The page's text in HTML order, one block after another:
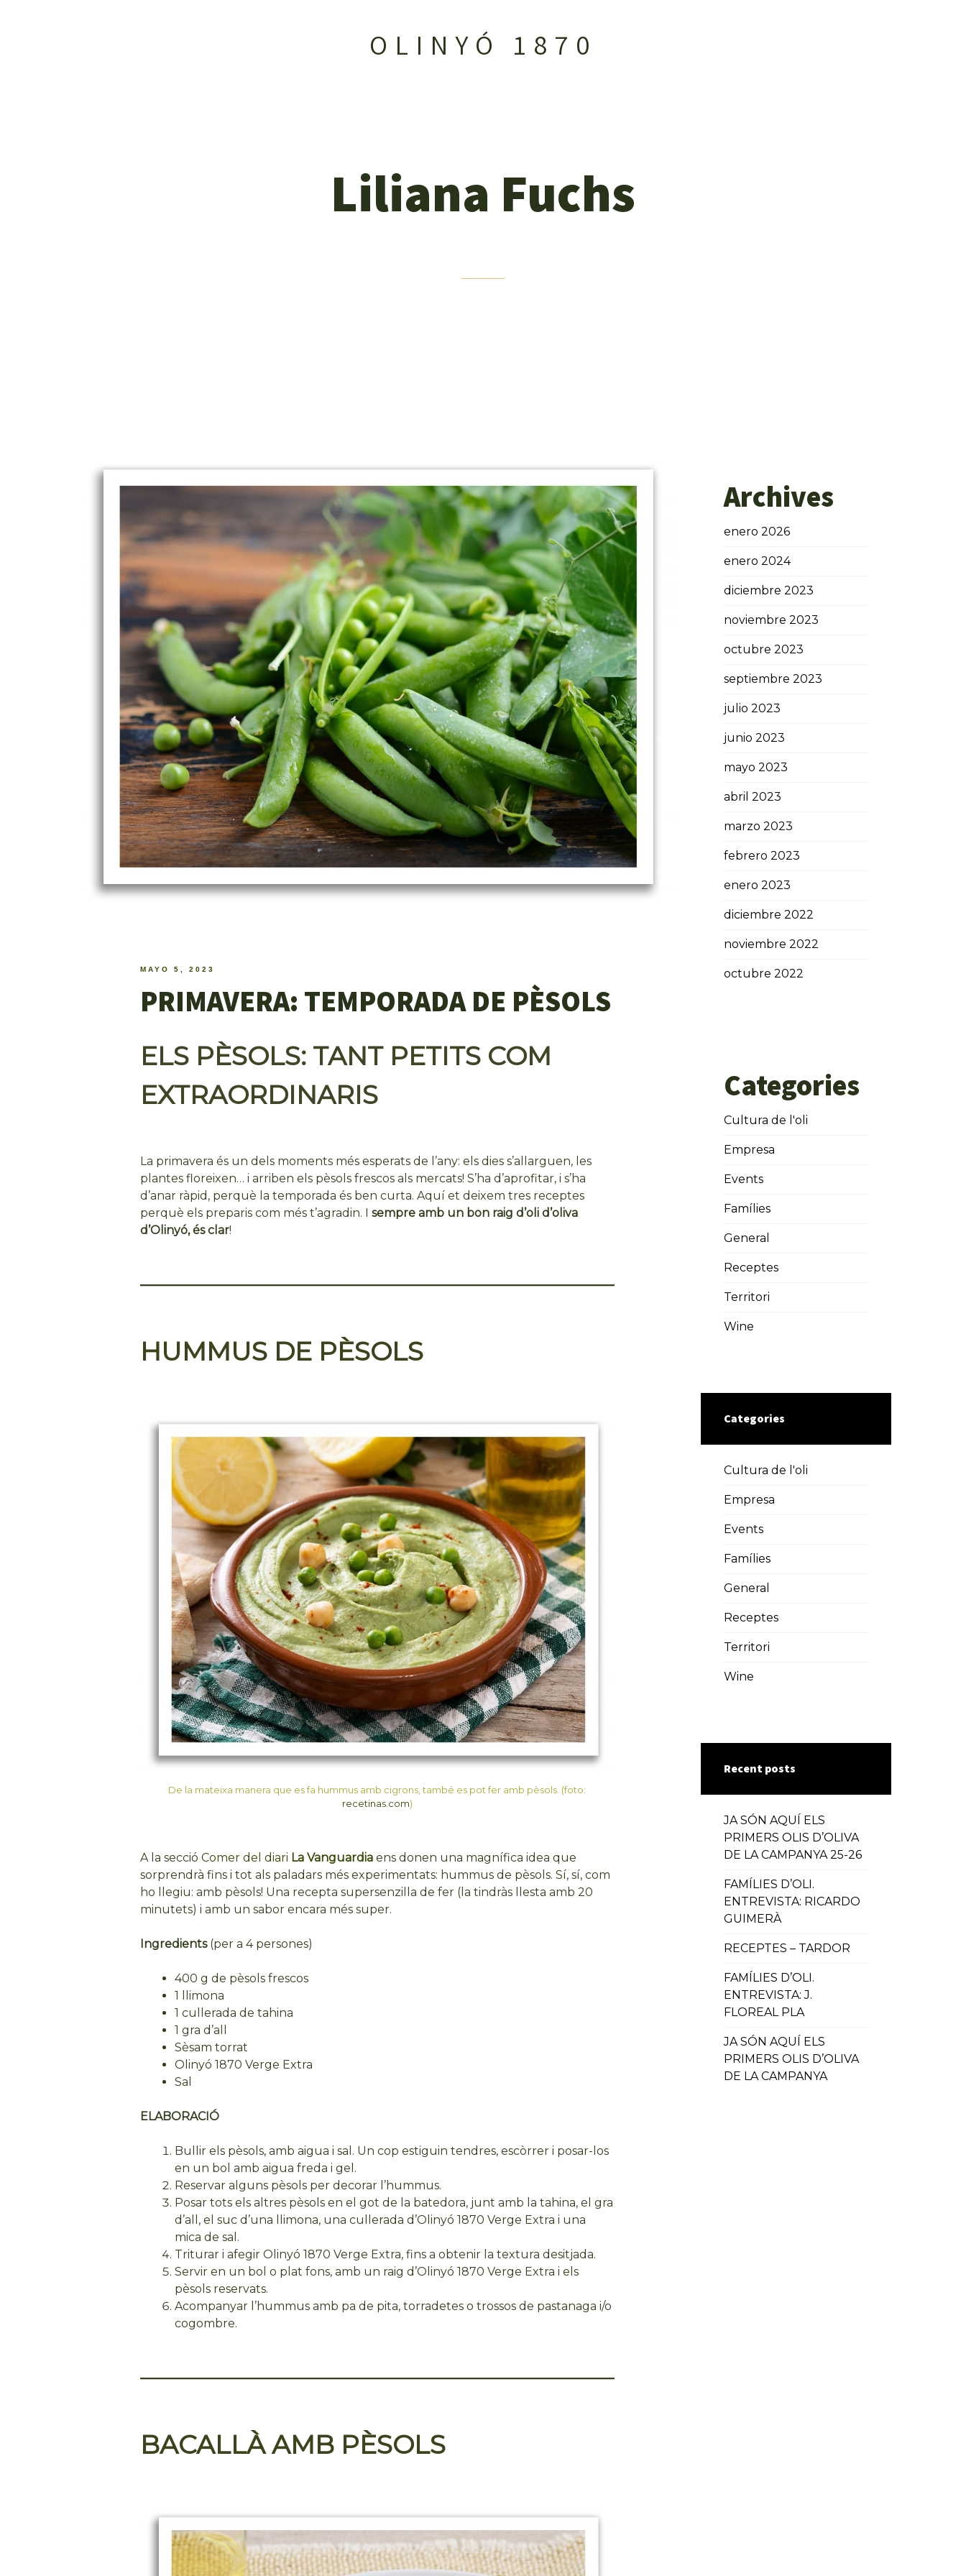
OLINYÓ 1870
Liliana Fuchs
MAYO 5, 2023
PRIMAVERA: TEMPORADA DE PÈSOLS
ELS PÈSOLS: TANT PETITS COM
EXTRAORDINARIS
La primavera és un dels moments més esperats de l’any: els dies s’allarguen, les
plantes floreixen… i arriben els pèsols frescos als mercats! S’ha d’aprofitar, i s’ha
d’anar ràpid, perquè la temporada és ben curta. Aquí et deixem tres receptes
perquè els preparis com més t’agradin. I sempre amb un bon raig d’oli d’oliva
d’Olinyó, és clar!
HUMMUS DE PÈSOLS
De la mateixa manera que es fa hummus amb cigrons, també es pot fer amb pèsols. (foto:
recetinas.com)
A la secció Comer del diari La Vanguardiaens donen una magnífica idea que
sorprendrà fins i tot als paladars més experimentats: hummus de pèsols. Sí, sí, com
ho llegiu: amb pèsols! Una recepta supersenzilla de fer (la tindràs llesta amb 20
minutets) i amb un sabor encara més super.
Ingredients (per a 4 persones)
400 g de pèsols frescos
1 llimona
1 cullerada de tahina
1 gra d’all
Sèsam torrat
Olinyó 1870 Verge Extra
Sal
ELABORACIÓ
Bullir els pèsols, amb aigua i sal. Un cop estiguin tendres, escòrrer i posar-los
en un bol amb aigua freda i gel.
Reservar alguns pèsols per decorar l’hummus.
Posar tots els altres pèsols en el got de la batedora, junt amb la tahina, el gra
d’all, el suc d’una llimona, una cullerada d’Olinyó 1870 Verge Extra i una
mica de sal.
Triturar i afegir Olinyó 1870 Verge Extra, fins a obtenir la textura desitjada.
Servir en un bol o plat fons, amb un raig d’Olinyó 1870 Verge Extra i els
pèsols reservats.
Acompanyar l’hummus amb pa de pita, torradetes o trossos de pastanaga i/o
cogombre.
BACALLÀ AMB PÈSOLS
Archives
enero 2026
enero 2024
diciembre 2023
noviembre 2023
octubre 2023
septiembre 2023
julio 2023
junio 2023
mayo 2023
abril 2023
marzo 2023
febrero 2023
enero 2023
diciembre 2022
noviembre 2022
octubre 2022
Categories
Cultura de l'oli
Empresa
Events
Famílies
General
Receptes
Territori
Wine
Categories
Cultura de l'oli
Empresa
Events
Famílies
General
Receptes
Territori
Wine
Recent posts
JA SÓN AQUÍ ELS
PRIMERS OLIS D’OLIVA
DE LA CAMPANYA 25-26
FAMÍLIES D’OLI.
ENTREVISTA: RICARDO
GUIMERÀ
RECEPTES – TARDOR
FAMÍLIES D’OLI.
ENTREVISTA: J.
FLOREAL PLA
JA SÓN AQUÍ ELS
PRIMERS OLIS D’OLIVA
DE LA CAMPANYA